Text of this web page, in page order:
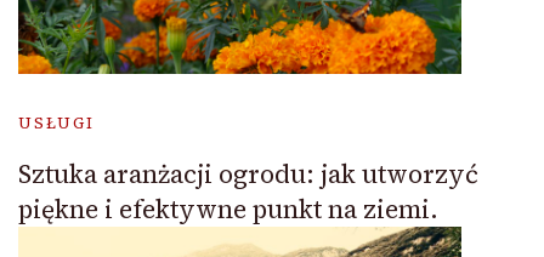
USŁUGI
Sztuka aranżacji ogrodu: jak utworzyć
piękne i efektywne punkt na ziemi.